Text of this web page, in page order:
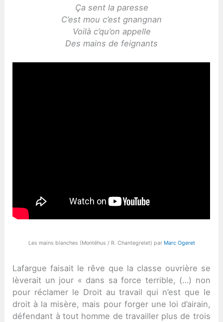
Ça sent la paresse
C’est mou c’est gnangnan
Voilà c’qu’on appelle
Des mains de feignants
Les mains blanches (Montéhus / R. Chantegrelet) par Marc Ogeret
Lafargue faisait le rêve que la classe ouvrière se
lèverait un jour « dans sa force terrible, (…) non
pour réclamer le Droit au travail qui n’est que le
droit à la misère, mais pour forger une loi d’airain,
défendant à tout homme de travailler plus de trois